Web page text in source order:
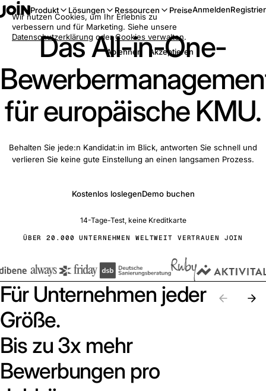
Produkt Lösungen Ressourcen PreiseAnmelden
Das All-in-One-
für europäische KMU.
Behalten Sie jede:n Kandidat:in im Blick, antworten Sie schnell und
verlieren Sie keine gute Einstellung an einen langsamen Prozess.
Kostenlos loslegenDemo buchen
14-Tage-Test, keine Kreditkarte
ÜBER 20.000 UNTERNEHMEN WELTWEIT VERTRAUEN JOIN
Für Unternehmen jeder
Größe.
Bis zu 3x mehr
Bewerbungen pro
Wir nutzen Cookies, um Ihr Erlebnis zu
verbessern und für Marketing. Siehe unsere
Datenschutzerklärung oderCookies verwalten.
Ablehnen
Akzeptieren